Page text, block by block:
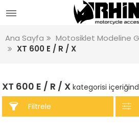
Ana Sayfa Motosiklet Modeline
XT 600 E / R / X
XT 600 E / R / X kategorisi
Filtrele